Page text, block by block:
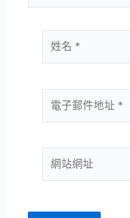
名
子
件
地
址
站